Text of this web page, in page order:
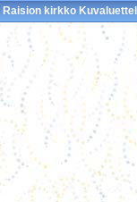
Raision kirkko